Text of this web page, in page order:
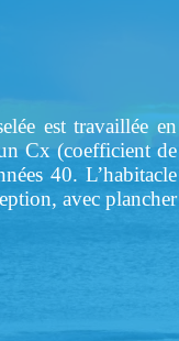
est travaillée en
Cx (coefficient de
40. L’habitacle
avec plancher